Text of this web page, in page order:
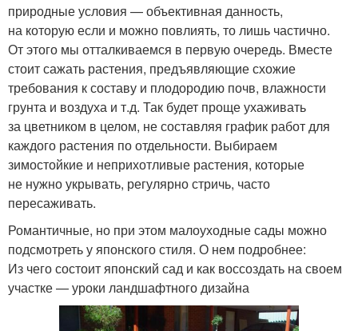
природные условия — объективная данность,
на которую если и можно повлиять, то лишь частично.
От этого мы отталкиваемся в первую очередь. Вместе
стоит сажать растения, предъявляющие схожие
требования к составу и плодородию почв, влажности
грунта и воздуха и т.д. Так будет проще ухаживать
за цветником в целом, не составляя график работ для
каждого растения по отдельности. Выбираем
зимостойкие и неприхотливые растения, которые
не нужно укрывать, регулярно стричь, часто
пересаживать.
Романтичные, но при этом малоуходные сады можно
подсмотреть у японского стиля. О нем подробнее:
Из чего состоит японский сад и как воссоздать на своем
участке — уроки ландшафтного дизайна